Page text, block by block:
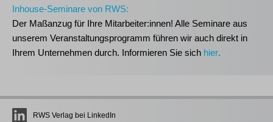
Inhouse-Seminare von RWS:
Der Maßanzug für Ihre Mitarbeiter:innen! Alle Seminare aus
unserem Veranstaltungsprogramm führen wir auch direkt in
Ihrem Unternehmen durch. Informieren Sie sich hier.
RWS Verlag bei LinkedIn